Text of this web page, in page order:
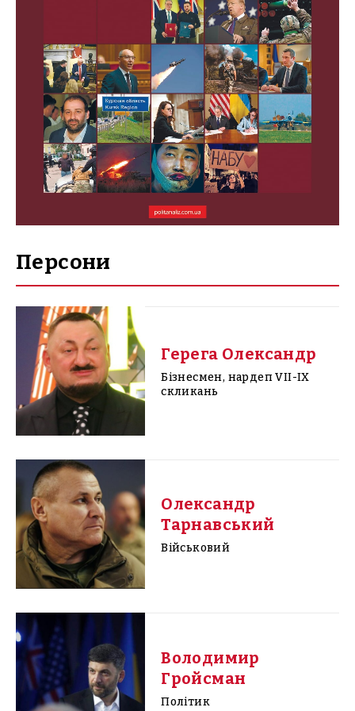
Персони
Герега Олександр
Бізнесмен, нардеп VII-IX
скликань
Олександр
Тарнавський
Військовий
Володимир
Гройсман
Політик